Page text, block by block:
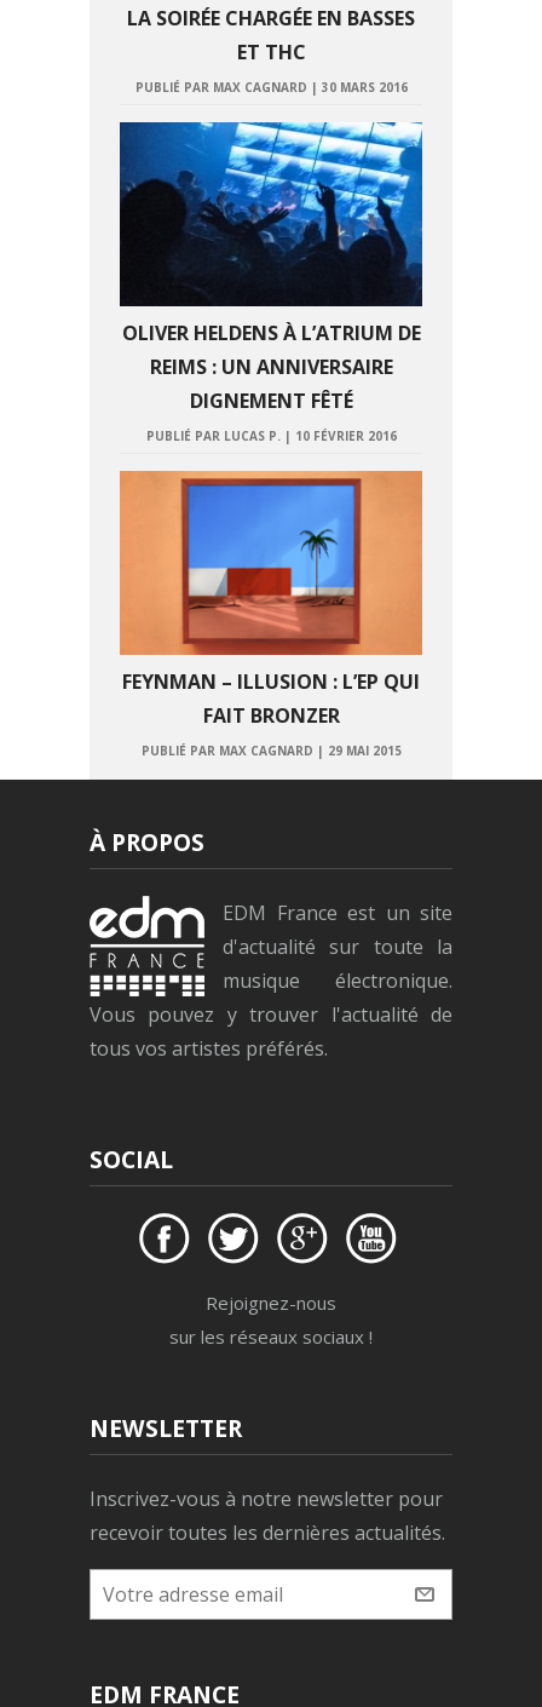
LA SOIRÉE CHARGÉE EN BASSES
ET THC
PUBLIÉ PAR MAX CAGNARD | 30 MARS 2016
OLIVER HELDENS À L’ATRIUM DE
REIMS : UN ANNIVERSAIRE
DIGNEMENT FÊTÉ
PUBLIÉ PAR LUCAS P.| 10 FÉVRIER 2016
FEYNMAN – ILLUSION : L’EP QUI
FAIT BRONZER
PUBLIÉ PAR MAX CAGNARD | 29 MAI 2015
À PROPOS
EDM France est un site
d'actualité sur toute la
musique électronique.
Vous pouvez y trouver l'actualité de
tous vos artistes préférés.
SOCIAL
Rejoignez-nous
sur les réseaux sociaux !
NEWSLETTER
Inscrivez-vous à notre newsletter pour
recevoir toutes les dernières actualités.
EDM FRANCE